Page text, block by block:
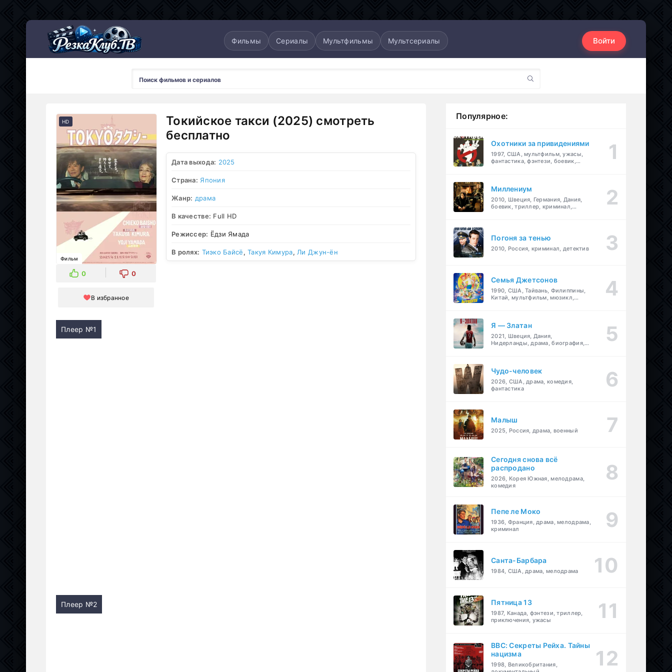
Фильмы Сериалы Мультфильмы Мультсериалы Войти
HD
Фильм
0 0
В избранное
Токийское такси (2025) смотреть
бесплатно
Дата выхода: 2025
Страна: Япония
Жанр: драма
В качестве: Full HD
Режиссер: Ёдзи Ямада
В ролях: Тиэко Байсё,Такуя Кимура, Ли Джун-ён
Плеер №1
Плеер №2
Популярное:
Охотники за привидениями
1997, США, мультфильм, ужасы,
фантастика, фэнтези, боевик,
Миллениум
2010, Швеция, Германия, Дания,
боевик, триллер, криминал,
Погоня за тенью
2010, Россия, криминал, детектив
Семья Джетсонов
1990, США, Тайвань, Филиппины,
Китай, мультфильм, мюзикл,
Я — Златан
2021, Швеция, Дания,
Нидерланды, драма, биография,
Чудо-человек
2026, США, драма, комедия,
фантастика
Малыш
2025, Россия, драма, военный
Сегодня снова всё
распродано
2026, Корея Южная, мелодрама,
комедия
Пепе ле Моко
1936, Франция, драма, мелодрама,
криминал
Санта-Барбара
1984, США, драма, мелодрама
Пятница 13
1987, Канада, фэнтези, триллер,
приключения, ужасы
BBC: Секреты Рейха. Тайны
нацизма
1998, Великобритания,
Мультсериалы